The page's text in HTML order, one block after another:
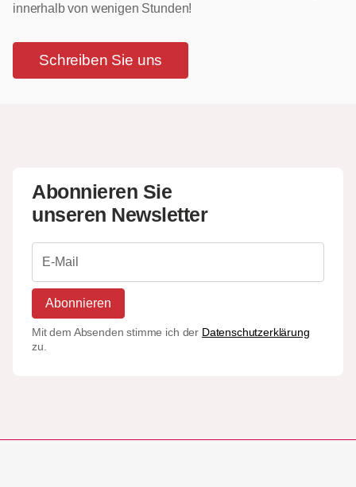
innerhalb von wenigen Stunden!
Schreiben Sie uns
Abonnieren Sie
unseren Newsletter
Abonnieren
Mit dem Absenden stimme ich der Datenschutzerklärung
zu.